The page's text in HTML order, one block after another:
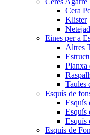
Cera
Klister
Eines per a
Altres
Planxa
Taules
Esquís de
Esquís
Esquís
Esquís
Esquís de